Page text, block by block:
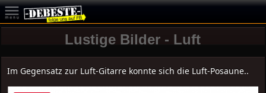
Lustige Bilder - Luft
Im Gegensatz zur Luft-Gitarre konnte sich die Luft-Posaune..